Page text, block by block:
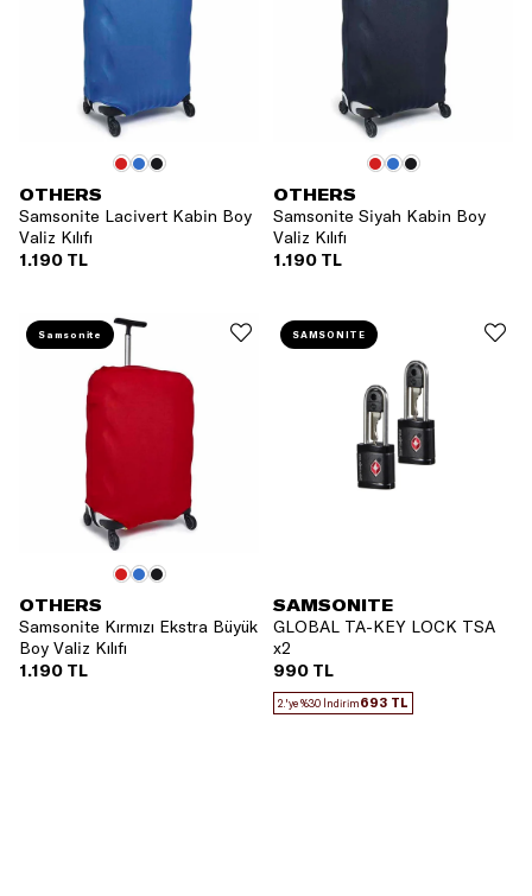
OTHERS
Samsonite Lacivert Kabin Boy
Valiz Kılıfı
1.190 TL
OTHERS
Samsonite Siyah Kabin Boy
Valiz Kılıfı
1.190 TL
OTHERS
Samsonite Kırmızı Ekstra Büyük
Boy Valiz Kılıfı
1.190 TL
Samsonite
SAMSONITE
GLOBAL TA-KEY LOCK TSA
x2
990 TL
2.'ye %30 İndirim693 TL
SAMSONITE